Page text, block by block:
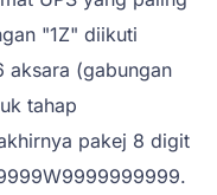
"1Z" diikuti
aksara (gabungan
tahap
pakej 8 digit